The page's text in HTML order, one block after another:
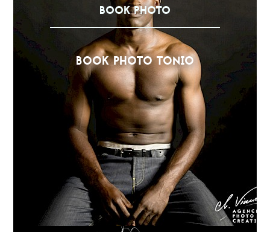
BOOK PHOTO
BOOK PHOTO TONIO